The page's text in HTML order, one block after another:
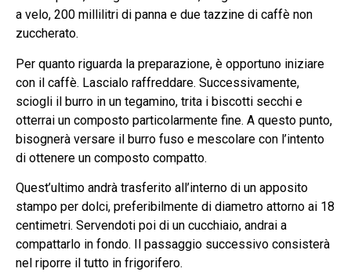
a velo, 200 millilitri di panna e due tazzine di caffè non
zuccherato.
Per quanto riguarda la preparazione, è opportuno iniziare
con il caffè. Lascialo raffreddare. Successivamente,
sciogli il burro in un tegamino, trita i biscotti secchi e
otterrai un composto particolarmente fine. A questo punto,
bisognerà versare il burro fuso e mescolare con l’intento
di ottenere un composto compatto.
Quest’ultimo andrà trasferito all’interno di un apposito
stampo per dolci, preferibilmente di diametro attorno ai 18
centimetri. Servendoti poi di un cucchiaio, andrai a
compattarlo in fondo. Il passaggio successivo consisterà
nel riporre il tutto in frigorifero.